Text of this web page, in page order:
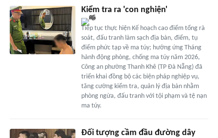
Kiểm tra ra 'con nghiện'
Tiếp tục thực hiện Kế hoạch cao điểm tổng rà
soát, đấu tranh làm sạch địa bàn, điểm, tụ
điểm phức tạp về ma túy; hưởng ứng Tháng
hành động phòng, chống ma túy năm 2026,
Công an phường Thanh Khê (TP Đà Nẵng) đã
triển khai đồng bộ các biện pháp nghiệp vụ,
tăng cường kiểm tra, quản lý địa bàn nhằm
phòng ngừa, đấu tranh với tội phạm và tệ nạn
ma túy.
Đối tượng cầm đầu đường dây